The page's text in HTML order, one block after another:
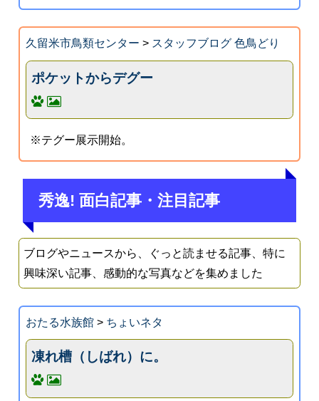
久留米市鳥類センター > スタッフブログ 色鳥どり
ポケットからデグー
※テグー展示開始。
秀逸! 面白記事・注目記事
ブログやニュースから、ぐっと読ませる記事、特に
興味深い記事、感動的な写真などを集めました
おたる水族館> ちょいネタ
凍れ槽（しばれ）に。